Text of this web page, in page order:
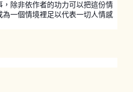
，除非依作者的功力可以把這份情
為一個情境裡足以代表一切人情感